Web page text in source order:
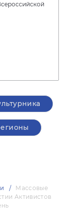
Массовые
Активистов